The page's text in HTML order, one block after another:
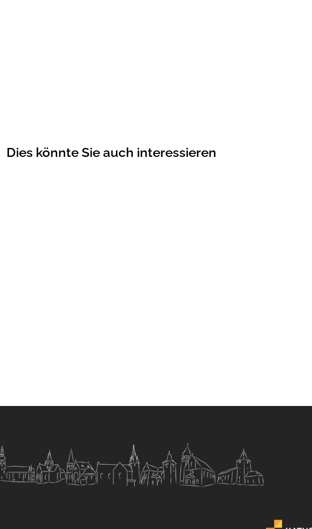
Dies könnte Sie auch interessieren